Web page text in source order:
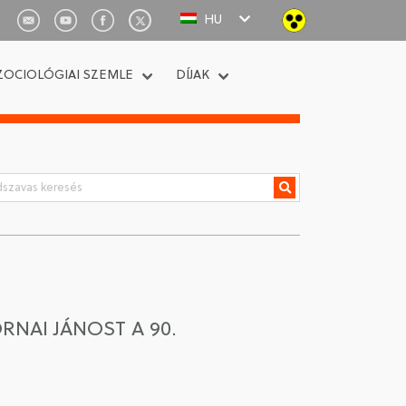
HU
SZEMLE DÍJAK
JÁNOST A 90.